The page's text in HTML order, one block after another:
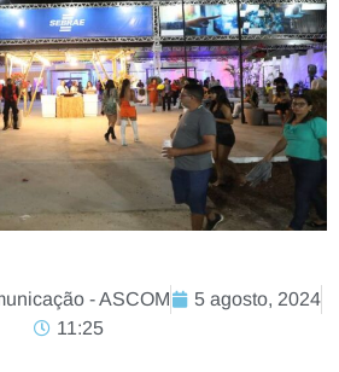
- ASCOM
5 agosto, 2024
11:25